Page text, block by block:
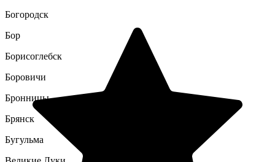
Богородск
Бор
Борисоглебск
Боровичи
Бронницы
Брянск
Бугульма